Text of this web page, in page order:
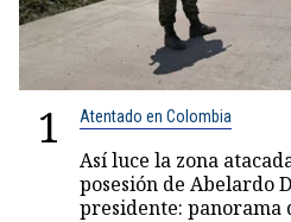
1 Atentado en Colombia
Así luce la zona
posesión de Abelardo
presidente: panorama